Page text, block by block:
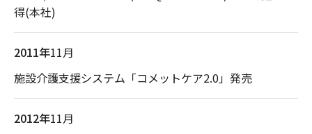
得(本社)
2011年11月
施設介護支援システム「コメットケア2.0」発売
2012年11月